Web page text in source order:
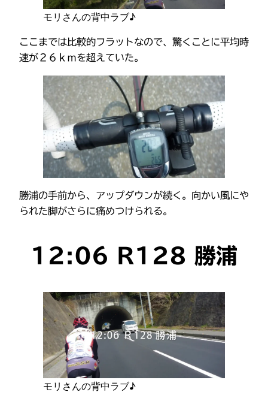
モリさんの背中ラブ♪
ここまでは比較的フラットなので、驚くことに平均時
速が２６ｋｍを超えていた。
勝浦の手前から、アップダウンが続く。向かい風にや
られた脚がさらに痛めつけられる。
12:06 R128 勝浦
モリさんの背中ラブ♪